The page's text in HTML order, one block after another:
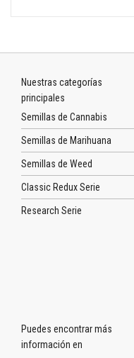
Nuestras categorías
principales
Semillas de Cannabis
Semillas de Marihuana
Semillas de Weed
Classic Redux Serie
Research Serie
Puedes encontrar más
información en